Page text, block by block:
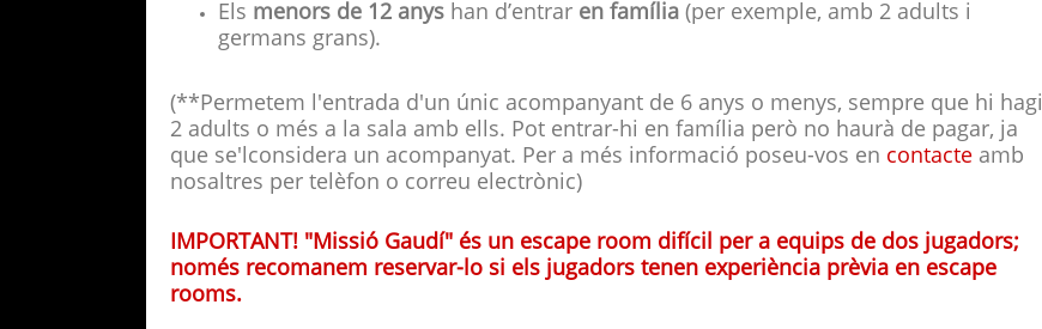
Els menors de 12 anys han d’entrar en família (per exemple, amb 2 adults i
germans grans).
(**Permetem l'entrada d'un únic acompanyant de 6 anys o menys, sempre que hi hagi
2 adults o més a la sala amb ells. Pot entrar-hi en família però no haurà de pagar, ja
que se'lconsidera un acompanyat. Per a més informació poseu-vos en contacte amb
nosaltres per telèfon o correu electrònic)
IMPORTANT! "Missió Gaudí" és un escape room difícil per a equips de dos jugadors;
només recomanem reservar-lo si els jugadors tenen experiència prèvia en escape
rooms.